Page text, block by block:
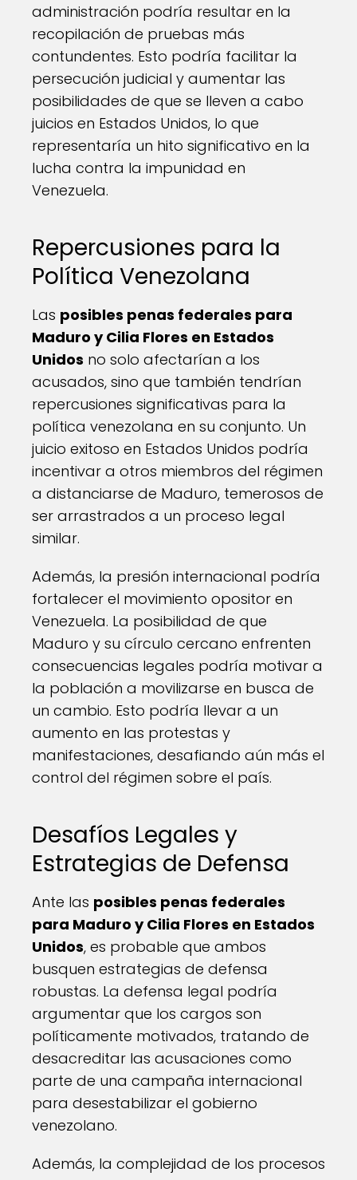
administración podría resultar en la
recopilación de pruebas más
contundentes. Esto podría facilitar la
persecución judicial y aumentar las
posibilidades de que se lleven a cabo
juicios en Estados Unidos, lo que
representaría un hito significativo en la
lucha contra la impunidad en
Venezuela.
Repercusiones para la
Política Venezolana
Las posibles penas federales para
Maduro y Cilia Flores en Estados
Unidos no solo afectarían a los
acusados, sino que también tendrían
repercusiones significativas para la
política venezolana en su conjunto. Un
juicio exitoso en Estados Unidos podría
incentivar a otros miembros del régimen
a distanciarse de Maduro, temerosos de
ser arrastrados a un proceso legal
similar.
Además, la presión internacional podría
fortalecer el movimiento opositor en
Venezuela. La posibilidad de que
Maduro y su círculo cercano enfrenten
consecuencias legales podría motivar a
la población a movilizarse en busca de
un cambio. Esto podría llevar a un
aumento en las protestas y
manifestaciones, desafiando aún más el
control del régimen sobre el país.
Desafíos Legales y
Estrategias de Defensa
Ante las posibles penas federales
para Maduro y Cilia Flores en Estados
Unidos, es probable que ambos
busquen estrategias de defensa
robustas. La defensa legal podría
argumentar que los cargos son
políticamente motivados, tratando de
desacreditar las acusaciones como
parte de una campaña internacional
para desestabilizar el gobierno
venezolano.
Además, la complejidad de los procesos